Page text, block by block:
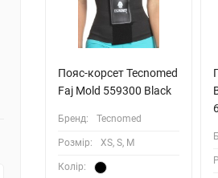
Пояс-корсет Tecnomed
Faj Mold 559300 Black
Бренд: Tecnomed
Розмiр: XS, S, M
Колiр: